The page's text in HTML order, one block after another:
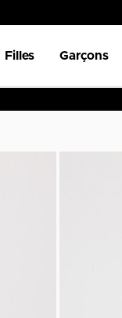
Filles Garçons